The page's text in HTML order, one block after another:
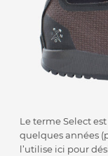
Le terme Select
quelques années
l’utilise ici pour